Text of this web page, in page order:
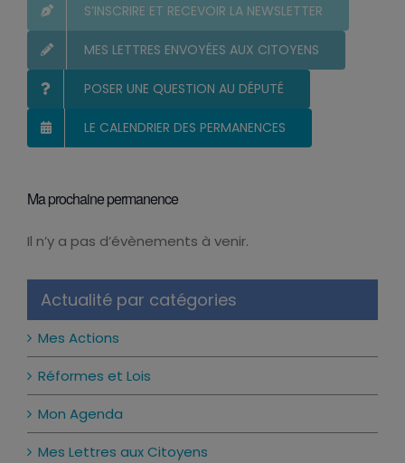
S’INSCRIRE ET RECEVOIR LA NEWSLETTER
MES LETTRES ENVOYÉES AUX CITOYENS
POSER UNE QUESTION AU DÉPUTÉ
LE CALENDRIER DES PERMANENCES
Ma prochaine permanence
Notice
Il n’y a pas d’évènements à venir.
Actualité par catégories
Mes Actions
Réformes et Lois
Mon Agenda
Mes Lettres aux Citoyens